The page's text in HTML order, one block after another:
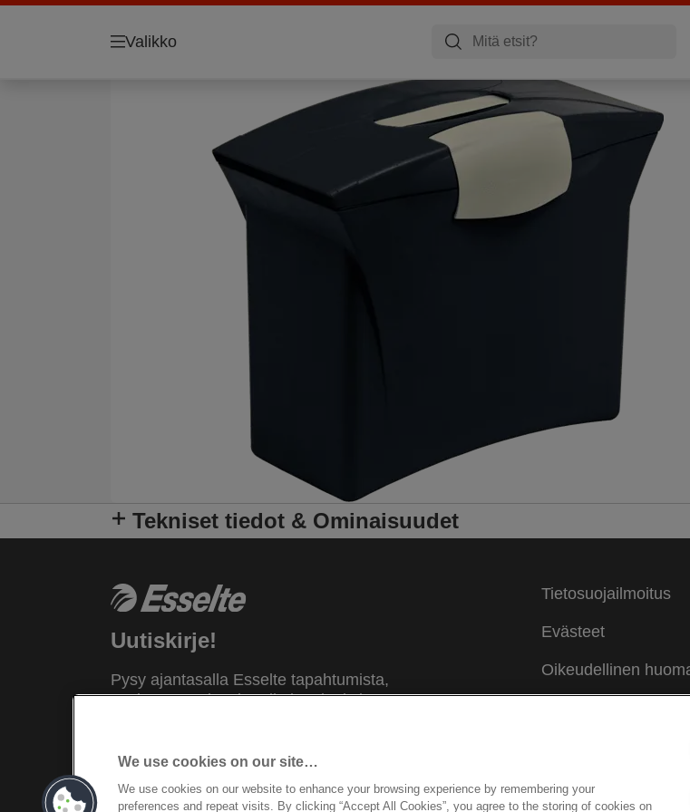
Valikko
Tekniset tiedot & Ominaisuudet
Uutiskirje!
Pysy ajantasalla Esselte tapahtumista,
uusista tuotteista ja erikoistarjouksista.
REKISTERÖIDY NYT
Tietosuojailmoitus
Evästeet
Oikeudellinen
Asiakastuki
We use cookies on our site…
We use cookies on our website to enhance your browsing experience by remembering your
preferences and repeat visits. By clicking “Accept All Cookies”, you agree to the storing of cookies on